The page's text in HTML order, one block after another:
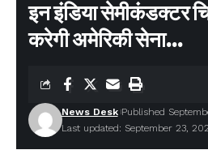
इन इंडिया सेमीकंडक्टर
करेगी अमेरिकी सेना…
Last updated: September 23,
News Desk Published